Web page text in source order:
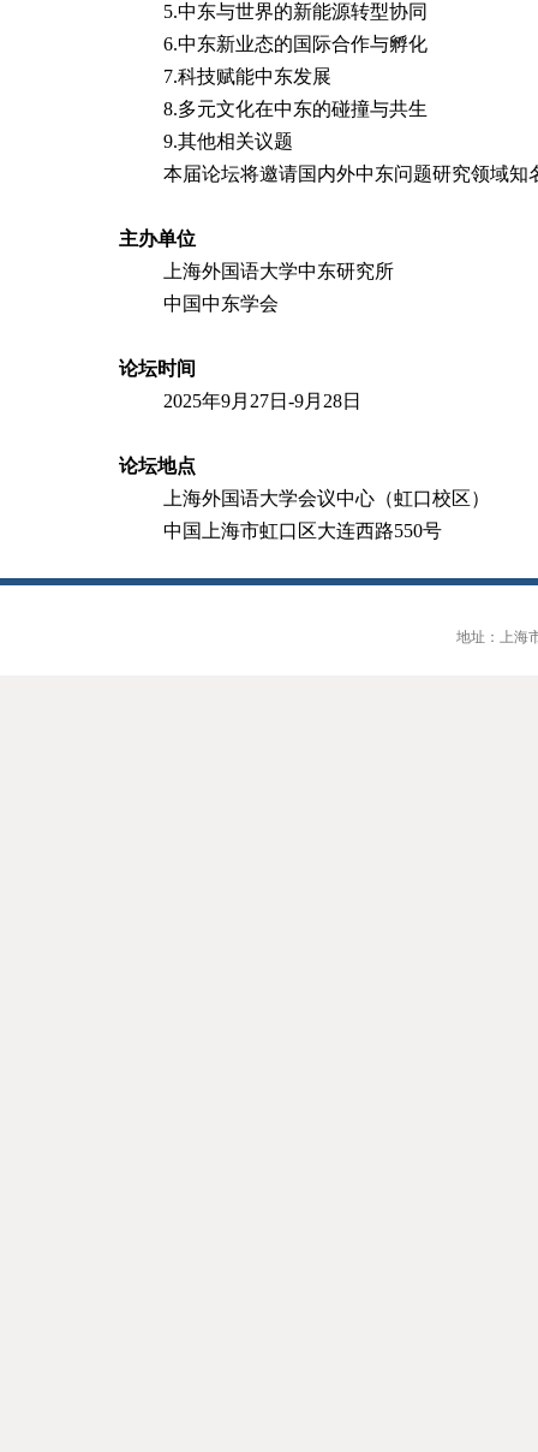
5.中东与世界的新能源转型协同
6.中东新业态的国际合作与孵化
7.科技赋能中东发展
8.多元文化在中东的碰撞与共生
9.其他相关议题
本届论坛将邀请国内外中东问题研究领域
主办单位
上海外国语大学中东研究所
中国中东学会
论坛时间
2025年9月 27日 -9月 28日
论坛地点
上海外国语大学会议中心（虹口校区）
中国上海市虹口区大连西路550号
地址：上海